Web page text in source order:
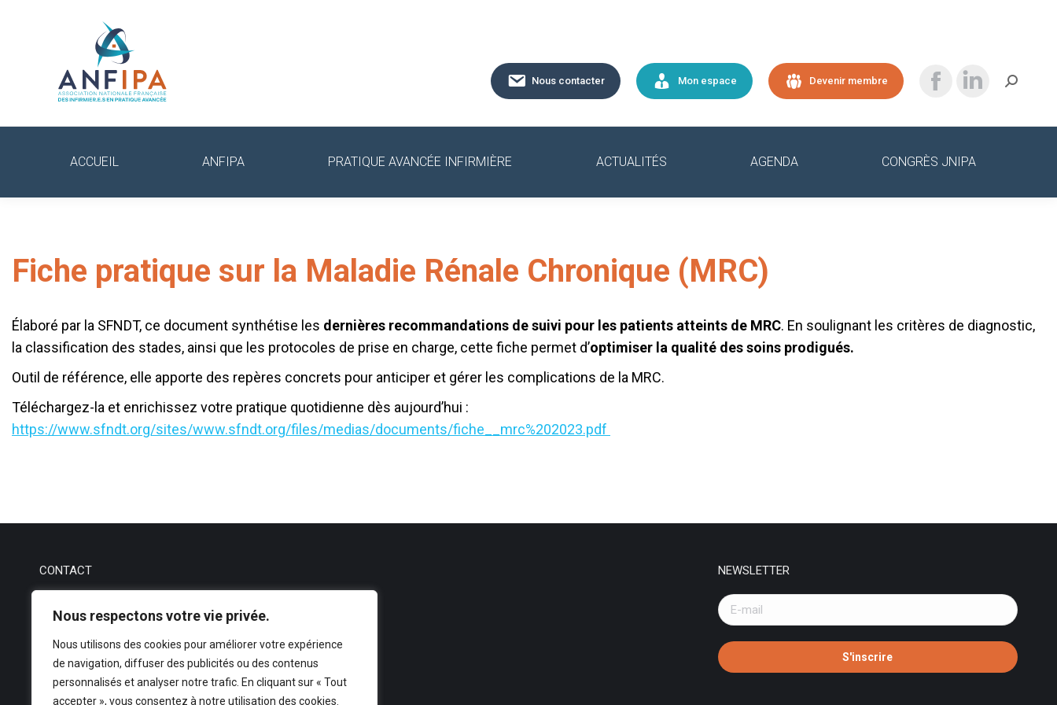
Nous respectons votre vie privée.
Nous utilisons des cookies pour améliorer votre expérience
de navigation, diffuser des publicités ou des contenus
personnalisés et analyser notre trafic. En cliquant sur « Tout
accepter », vous consentez à notre utilisation des cookies.
Nous contacter Mon espace Devenir membre
La
page
Facebook
s'ouvre
fenêtre
page
LinkedIn
s'ouvre
fenêtre
Recherche
ACCUEIL ANFIPA PRATIQUE AVANCÉE INFIRMIÈRE ACTUALITÉS AGENDA CONGRÈS JNIPA
Fiche pratique sur la Maladie Rénale Chronique (MRC)
Élaboré par la SFNDT, ce document synthétise les dernières recommandations de suivi pour les patients atteints de MRC. En soulignant les critères de diagnostic,
la classification des stades, ainsi que les protocoles de prise en charge, cette fiche permet d’optimiser la qualité des soins prodigués.
Outil de référence, elle apporte des repères concrets pour anticiper et gérer les complications de la MRC.
Téléchargez-la et enrichissez votre pratique quotidienne dès aujourd’hui :
https://www.sfndt.org/sites/www.sfndt.org/files/medias/documents/fiche__mrc%202023.pdf
CONTACT
secretariat@anfipa.fr
Mentions légales–CGU
NEWSLETTER